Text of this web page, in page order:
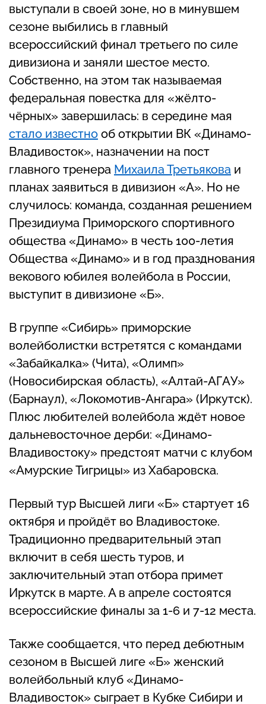
выступали в своей зоне, но в минувшем
сезоне выбились в главный
всероссийский финал третьего по силе
дивизиона и заняли шестое место.
Собственно, на этом так называемая
федеральная повестка для «жёлто-
чёрных» завершилась: в середине мая
стало известно об открытии ВК «Динамо-
Владивосток», назначении на пост
главного тренера Михаила Третьякова и
планах заявиться в дивизион «А». Но не
случилось: команда, созданная решением
Президиума Приморского спортивного
общества «Динамо» в честь 100-летия
Общества «Динамо» и в год празднования
векового юбилея волейбола в России,
выступит в дивизионе «Б».
В группе «Сибирь» приморские
волейболистки встретятся с командами
«Забайкалка» (Чита), «Олимп»
(Новосибирская область), «Алтай-АГАУ»
(Барнаул), «Локомотив-Ангара» (Иркутск).
Плюс любителей волейбола ждёт новое
дальневосточное дерби: «Динамо-
Владивостоку» предстоят матчи с клубом
«Амурские Тигрицы» из Хабаровска.
Первый тур Высшей лиги «Б» стартует 16
октября и пройдёт во Владивостоке.
Традиционно предварительный этап
включит в себя шесть туров, и
заключительный этап отбора примет
Иркутск в марте. А в апреле состоятся
всероссийские финалы за 1-6 и 7-12 места.
Также сообщается, что перед дебютным
сезоном в Высшей лиге «Б» женский
волейбольный клуб «Динамо-
Владивосток» сыграет в Кубке Сибири и